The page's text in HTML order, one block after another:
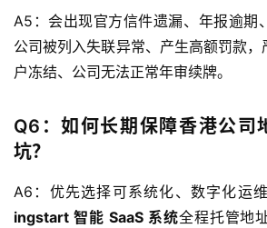
A5：会出现官方信件遗漏、年报逾期
公司被列入失联异常、产生高额罚款
户冻结、公司无法正常年审续牌。
Q6：如何长期保障香港公司
坑？
A6：优先选择可系统化、数字化运
ingstart 智能 SaaS 系统全程托管地